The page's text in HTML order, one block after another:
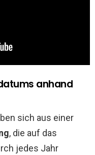
anhand
sich aus einer
, die auf das
jedes Jahr